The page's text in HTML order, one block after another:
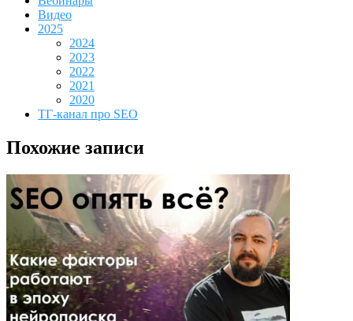
Видео
2025
2024
2023
2022
2021
2020
ТГ-канал про SEO
Похожие записи